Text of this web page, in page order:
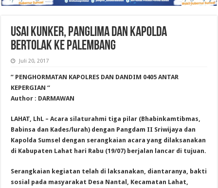
USAI KUNKER, PANGLIMA DAN KAPOLDA
BERTOLAK KE PALEMBANG
Juli 20, 2017
” PENGHORMATAN KAPOLRES DAN DANDIM 0405 ANTAR
KEPERGIAN “
Author : DARMAWAN
LAHAT, LhL – Acara silaturahmi tiga pilar (Bhabinkamtibmas,
Babinsa dan Kades/lurah) dengan Pangdam II Sriwijaya dan
Kapolda Sumsel dengan serangkaian acara yang dilaksanakan
di Kabupaten Lahat hari Rabu (19/07) berjalan lancar di tujuan.
Serangkaian kegiatan telah di laksanakan, diantaranya, bakti
sosial pada masyarakat Desa Nantal, Kecamatan Lahat,